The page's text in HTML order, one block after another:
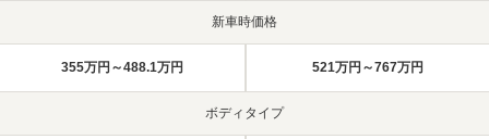
新車時価格
355万円～488.1万円 521万円～767万円
ボディタイプ